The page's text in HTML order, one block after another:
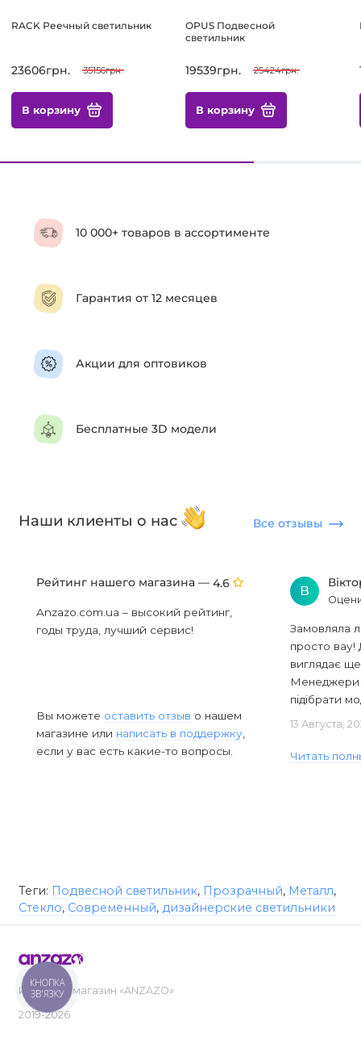
RACK Реечный светильник
23606грн. 35156грн.
В корзину
OPUS Подвесной
светильник
19539грн. 25424грн.
В корзину
10 000+ товаров в ассортименте
Гарантия от 12 месяцев
Акции для оптовиков
Бесплатные 3D модели
Наши клиенты о нас Все отзывы
Рейтинг нашего магазина — 4.6
Anzazo.com.ua – высокий рейтинг,
годы труда, лучший сервис!
Вы можете оставить отзыв о нашем
магазине или написать в поддержку
если у вас есть какие-то вопросы.
В
Замовляла
просто вау!
виглядає
Менеджери
підібрати
13 Августа,
Читать
Теги: Подвесной светильник, Прозрачный, Металл,
Стекло, Современный, дизайнерские светильники
Интернет-магазин «ANZAZO»
2019-2026
КНОПКА
ЗВ'ЯЗКУ